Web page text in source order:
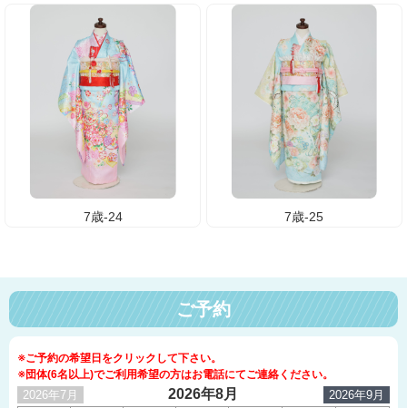
7歳-24 7歳-25
ご予約
※ご予約の希望日をクリックして下さい。
※団体(6名以上)でご利用希望の方はお電話にてご連絡ください。
2026年8月
2026年7月 2026年9月